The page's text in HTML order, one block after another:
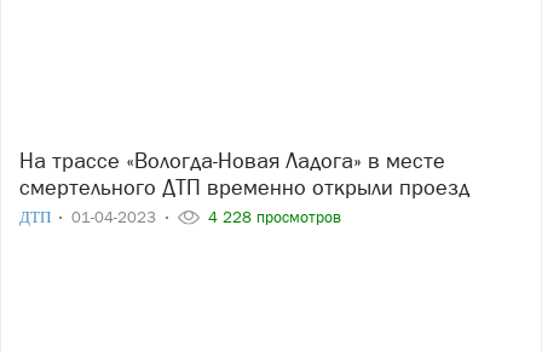
На трассе «Вологда-Новая Ладога» в месте
смертельного ДТП временно открыли проезд
ДТП 01-04-2023 4 228 просмотров